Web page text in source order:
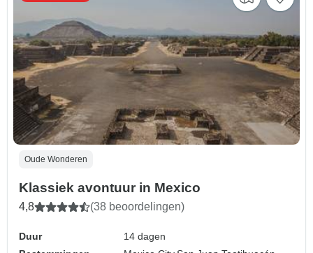
Oude Wonderen
Klassiek avontuur in Mexico
4,8 (38 beoordelingen)
Duur
14 dagen